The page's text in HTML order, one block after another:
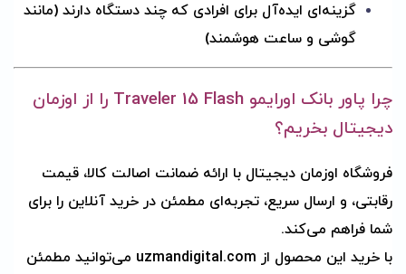
گزینه‌ای ایده‌آل برای افرادی که چند دستگاه دارند (مانند
گوشی و ساعت هوشمند)
چرا پاور بانک اورایمو Traveler 15 Flash را از اوزمان
دیجیتال بخریم؟
فروشگاه اوزمان دیجیتال با ارائه ضمانت اصالت کالا، قیمت
رقابتی، و ارسال سریع، تجربه‌ای مطمئن در خرید آنلاین را برای
شما فراهم می‌کند.
با خرید این محصول از uzmandigital.com می‌توانید مطمئن